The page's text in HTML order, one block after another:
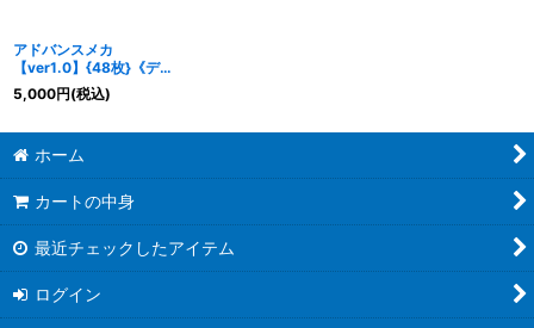
アドバンスメカ
【ver1.0】{48枚}《デ
ッキ販売》
5,000円(税込)
ホーム
カートの中身
最近チェックしたアイテム
ログイン